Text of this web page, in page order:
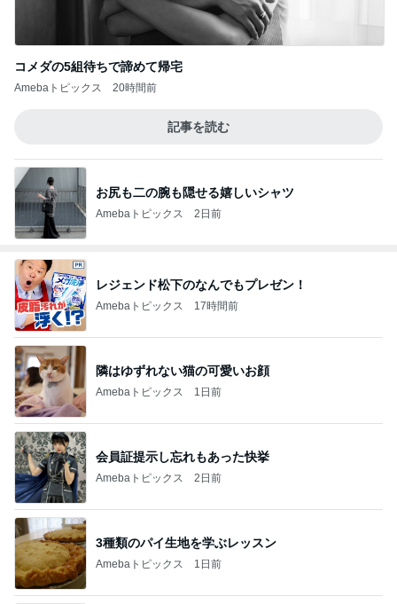
コメダの5組待ちで諦めて帰宅
Amebaトピックス 20時間前
記事を読む
お尻も二の腕も隠せる嬉しいシャツ
Amebaトピックス 2日前
レジェンド松下のなんでもプレゼン！
Amebaトピックス 17時間前
隣はゆずれない猫の可愛いお顔
Amebaトピックス 1日前
会員証提示し忘れもあった快挙
Amebaトピックス 2日前
3種類のパイ生地を学ぶレッスン
Amebaトピックス 1日前